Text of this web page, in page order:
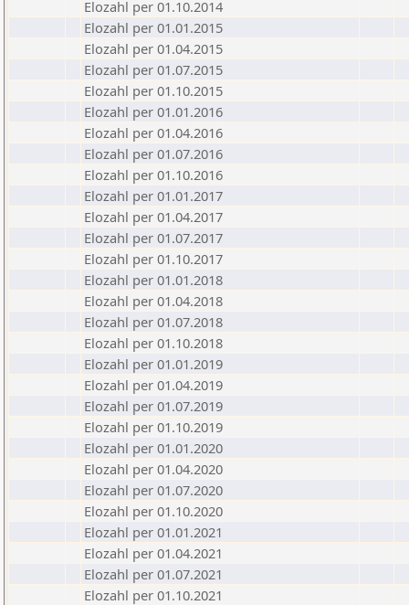
Elozahl per 01.10.2014
Elozahl per 01.01.2015
Elozahl per 01.04.2015
Elozahl per 01.07.2015
Elozahl per 01.10.2015
Elozahl per 01.01.2016
Elozahl per 01.04.2016
Elozahl per 01.07.2016
Elozahl per 01.10.2016
Elozahl per 01.01.2017
Elozahl per 01.04.2017
Elozahl per 01.07.2017
Elozahl per 01.10.2017
Elozahl per 01.01.2018
Elozahl per 01.04.2018
Elozahl per 01.07.2018
Elozahl per 01.10.2018
Elozahl per 01.01.2019
Elozahl per 01.04.2019
Elozahl per 01.07.2019
Elozahl per 01.10.2019
Elozahl per 01.01.2020
Elozahl per 01.04.2020
Elozahl per 01.07.2020
Elozahl per 01.10.2020
Elozahl per 01.01.2021
Elozahl per 01.04.2021
Elozahl per 01.07.2021
Elozahl per 01.10.2021